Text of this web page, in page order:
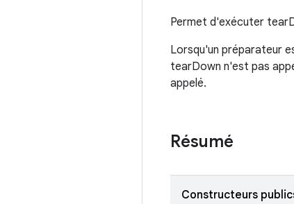
Permet d'exécuter
Lorsqu'un préparateur
tearDown n'est pas
appelé.
Résumé
Constructeurs